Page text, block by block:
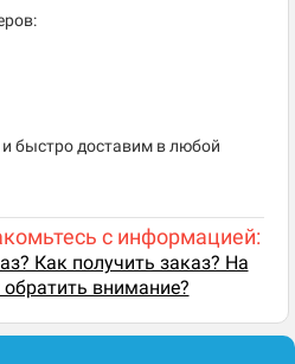
быстро доставим в любой
с информацией:
Как получить заказ? На
обратить внимание?